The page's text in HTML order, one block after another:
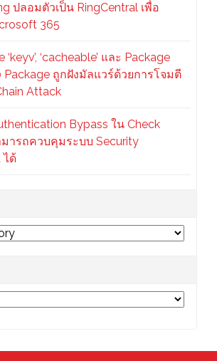
ปลอมตัวเป็น RingCentral เพื่อ
365
‘cacheable’ และ Package
Package ถูกฝังมัลแวร์ด้วยการโจมตี
Attack
Bypass ใน Check
มารถควบคุมระบบ Security
ได้